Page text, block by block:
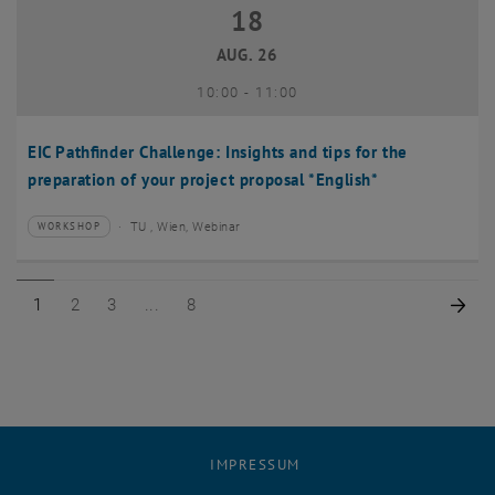
EIC Pathfinder Challenge: Insights and tips for the
preparation of your project proposal *English*
18 August 2026
18
AUG. 26
10:00- bis
11:00
Veranstaltungstyp:
WORKSHOP
Veranstaltungsort:TU , Wien, Webinar
Seite 1 von 8
1 Seite 2 von 8
2 Seite 3 von 8
3 Seite 8 von 8
8
IMPRESSUM